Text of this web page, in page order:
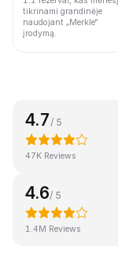
tikrinami grandinėje
naudojant „Merkle“
įrodymą.
4.7 / 5
47K Reviews
4.6/ 5
1.4M Reviews